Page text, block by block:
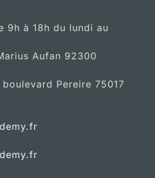
9h à 18h du lundi au
Aufan 92300
Pereire 75017